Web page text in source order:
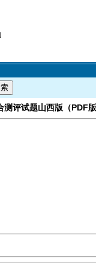
评试题山西版（PDF